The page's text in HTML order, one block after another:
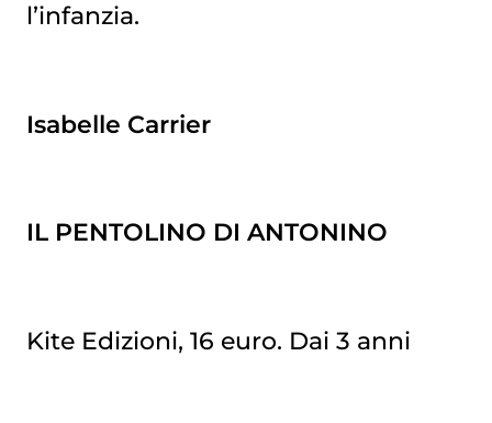
l’infanzia.
Isabelle Carrier
IL PENTOLINO DI ANTONINO
Kite Edizioni, 16 euro. Dai 3 anni